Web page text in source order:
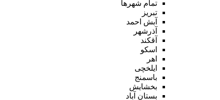
تمام شهر‌ها
تبریز
آبش احمد
آذرشهر
آقکند
اسکو
اهر
ایلخچی
باسمنج
بخشایش
بستان آباد